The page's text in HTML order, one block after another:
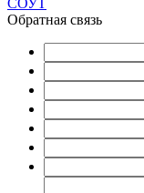
Обратная связь